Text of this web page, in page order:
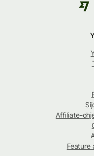
Affiliate-
Feature